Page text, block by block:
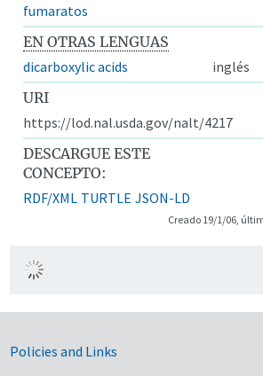
fumaratos
EN OTRAS LENGUAS
dicarboxylic acids
inglés
URI
https://lod.nal.usda.gov/nalt/4217
DESCARGUE ESTE
CONCEPTO:
RDF/XML TURTLE JSON-LD
Creado 19/1/06,
Government Links
Policies and Links